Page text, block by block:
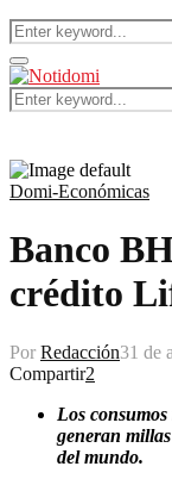
Search
for:
Primary
Menu
Search
for:
Domi-Económicas
Banco
crédito
Por Redacción31 de
Compartir2
Los
generan
del mundo.